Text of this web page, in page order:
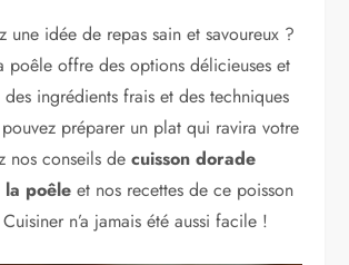
une idée de repas sain et savoureux ?
poêle offre des options délicieuses et
ingrédients frais et des techniques
préparer un plat qui ravira votre
nos conseils decuisson dorade
la poêle et nos recettes de ce poisson
n’a jamais été aussi facile !